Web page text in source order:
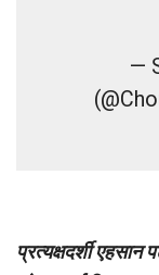
—
प्रत्यक्षदर्शी